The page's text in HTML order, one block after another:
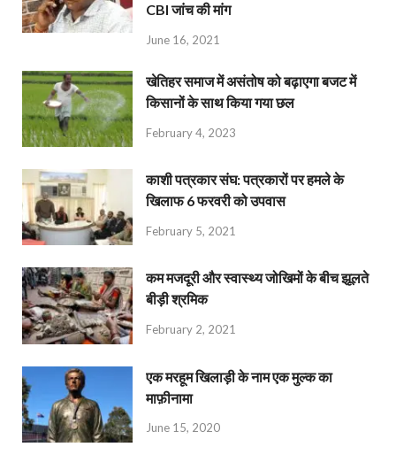
CBI जांच की मांग
June 16, 2021
खेतिहर समाज में असंतोष को बढ़ाएगा बजट में
किसानों के साथ किया गया छल
February 4, 2023
काशी पत्रकार संघ: पत्रकारों पर हमले के
खिलाफ 6 फरवरी को उपवास
February 5, 2021
कम मजदूरी और स्वास्थ्य जोखिमों के बीच झूलते
बीड़ी श्रमिक
February 2, 2021
एक मरहूम खिलाड़ी के नाम एक मुल्क का
माफ़ीनामा
June 15, 2020